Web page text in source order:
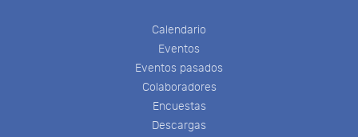
Calendario
Eventos
Eventos pasados
Colaboradores
Encuestas
Descargas